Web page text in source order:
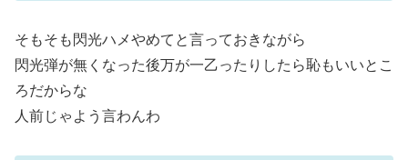
そもそも閃光ハメやめてと言っておきながら
閃光弾が無くなった後万が一乙ったりしたら恥もいいとこ
ろだからな
人前じゃよう言わんわ